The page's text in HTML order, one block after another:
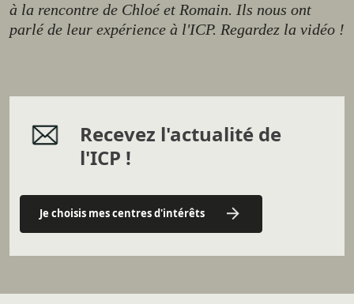
à la rencontre de Chloé et Romain. Ils nous ont
parlé de leur expérience à l'ICP. Regardez la vidéo !
Recevez l'actualité de
l'ICP !
Je choisis mes centres d'intérêts